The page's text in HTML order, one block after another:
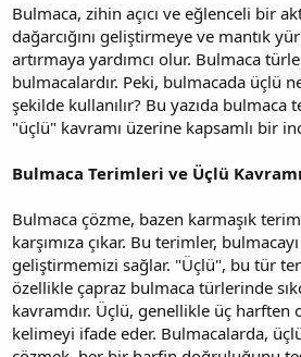
t
a
n
r
i
h
i
Bulmaca, zihin açıcı ve eğlenceli bir
dağarcığını geliştirmeye ve mantık
artırmaya yardımcı olur. Bulmaca
bulmacalardır. Peki, bulmacada üçlü
şekilde kullanılır? Bu yazıda
"üçlü" kavramı üzerine kapsamlı bir
Bulmaca Terimleri ve Üçlü Kavramı
Bulmaca çözme, bazen karmaşık
karşımıza çıkar. Bu terimler,
geliştirmemizi sağlar. "Üçlü", bu tür
özellikle çapraz bulmaca türlerinde
kavramdır. Üçlü, genellikle üç harften
kelimeyi ifade eder. Bulmacalarda,